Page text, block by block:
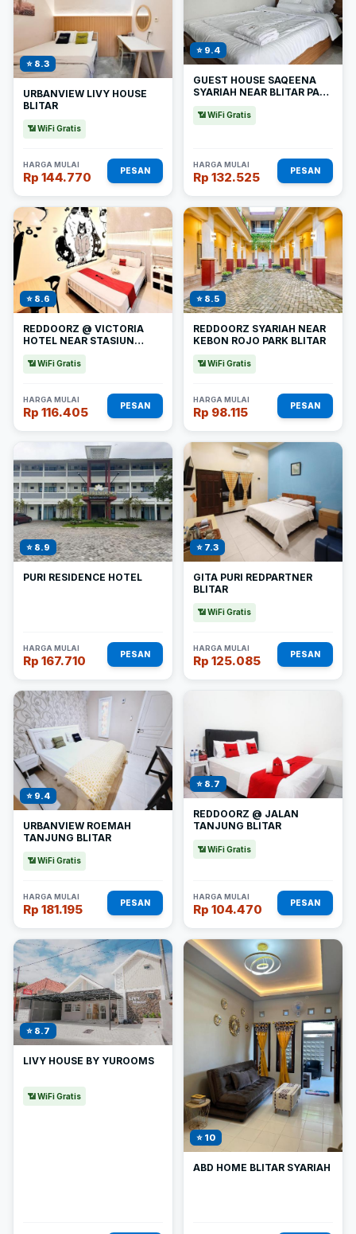
⭐ 8.3
URBANVIEW LIVY HOUSE
BLITAR
📶 WiFi Gratis
HARGA MULAI
Rp 144.770 PESAN
⭐ 9.4
GUEST HOUSE SAQEENA
SYARIAH NEAR BLITAR PARK
📶 WiFi Gratis
HARGA MULAI
Rp 132.525 PESAN
⭐ 8.6
REDDOORZ @ VICTORIA
HOTEL NEAR STASIUN
📶 WiFi Gratis
HARGA MULAI
Rp 116.405 PESAN
⭐ 8.5
REDDOORZ SYARIAH NEAR
KEBON ROJO PARK BLITAR
📶 WiFi Gratis
HARGA MULAI
Rp 98.115 PESAN
⭐ 8.9
PURI RESIDENCE HOTEL
HARGA MULAI
Rp 167.710 PESAN
⭐ 7.3
GITA PURI REDPARTNER
BLITAR
📶 WiFi Gratis
HARGA MULAI
Rp 125.085 PESAN
⭐ 9.4
URBANVIEW ROEMAH
TANJUNG BLITAR
📶 WiFi Gratis
HARGA MULAI
Rp 181.195 PESAN
⭐ 8.7
REDDOORZ @ JALAN
TANJUNG BLITAR
📶 WiFi Gratis
HARGA MULAI
Rp 104.470 PESAN
⭐ 8.7
LIVY HOUSE BY YUROOMS
📶 WiFi Gratis
⭐ 10
ABD HOME BLITAR SYARIAH